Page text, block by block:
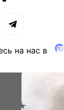
на нас в